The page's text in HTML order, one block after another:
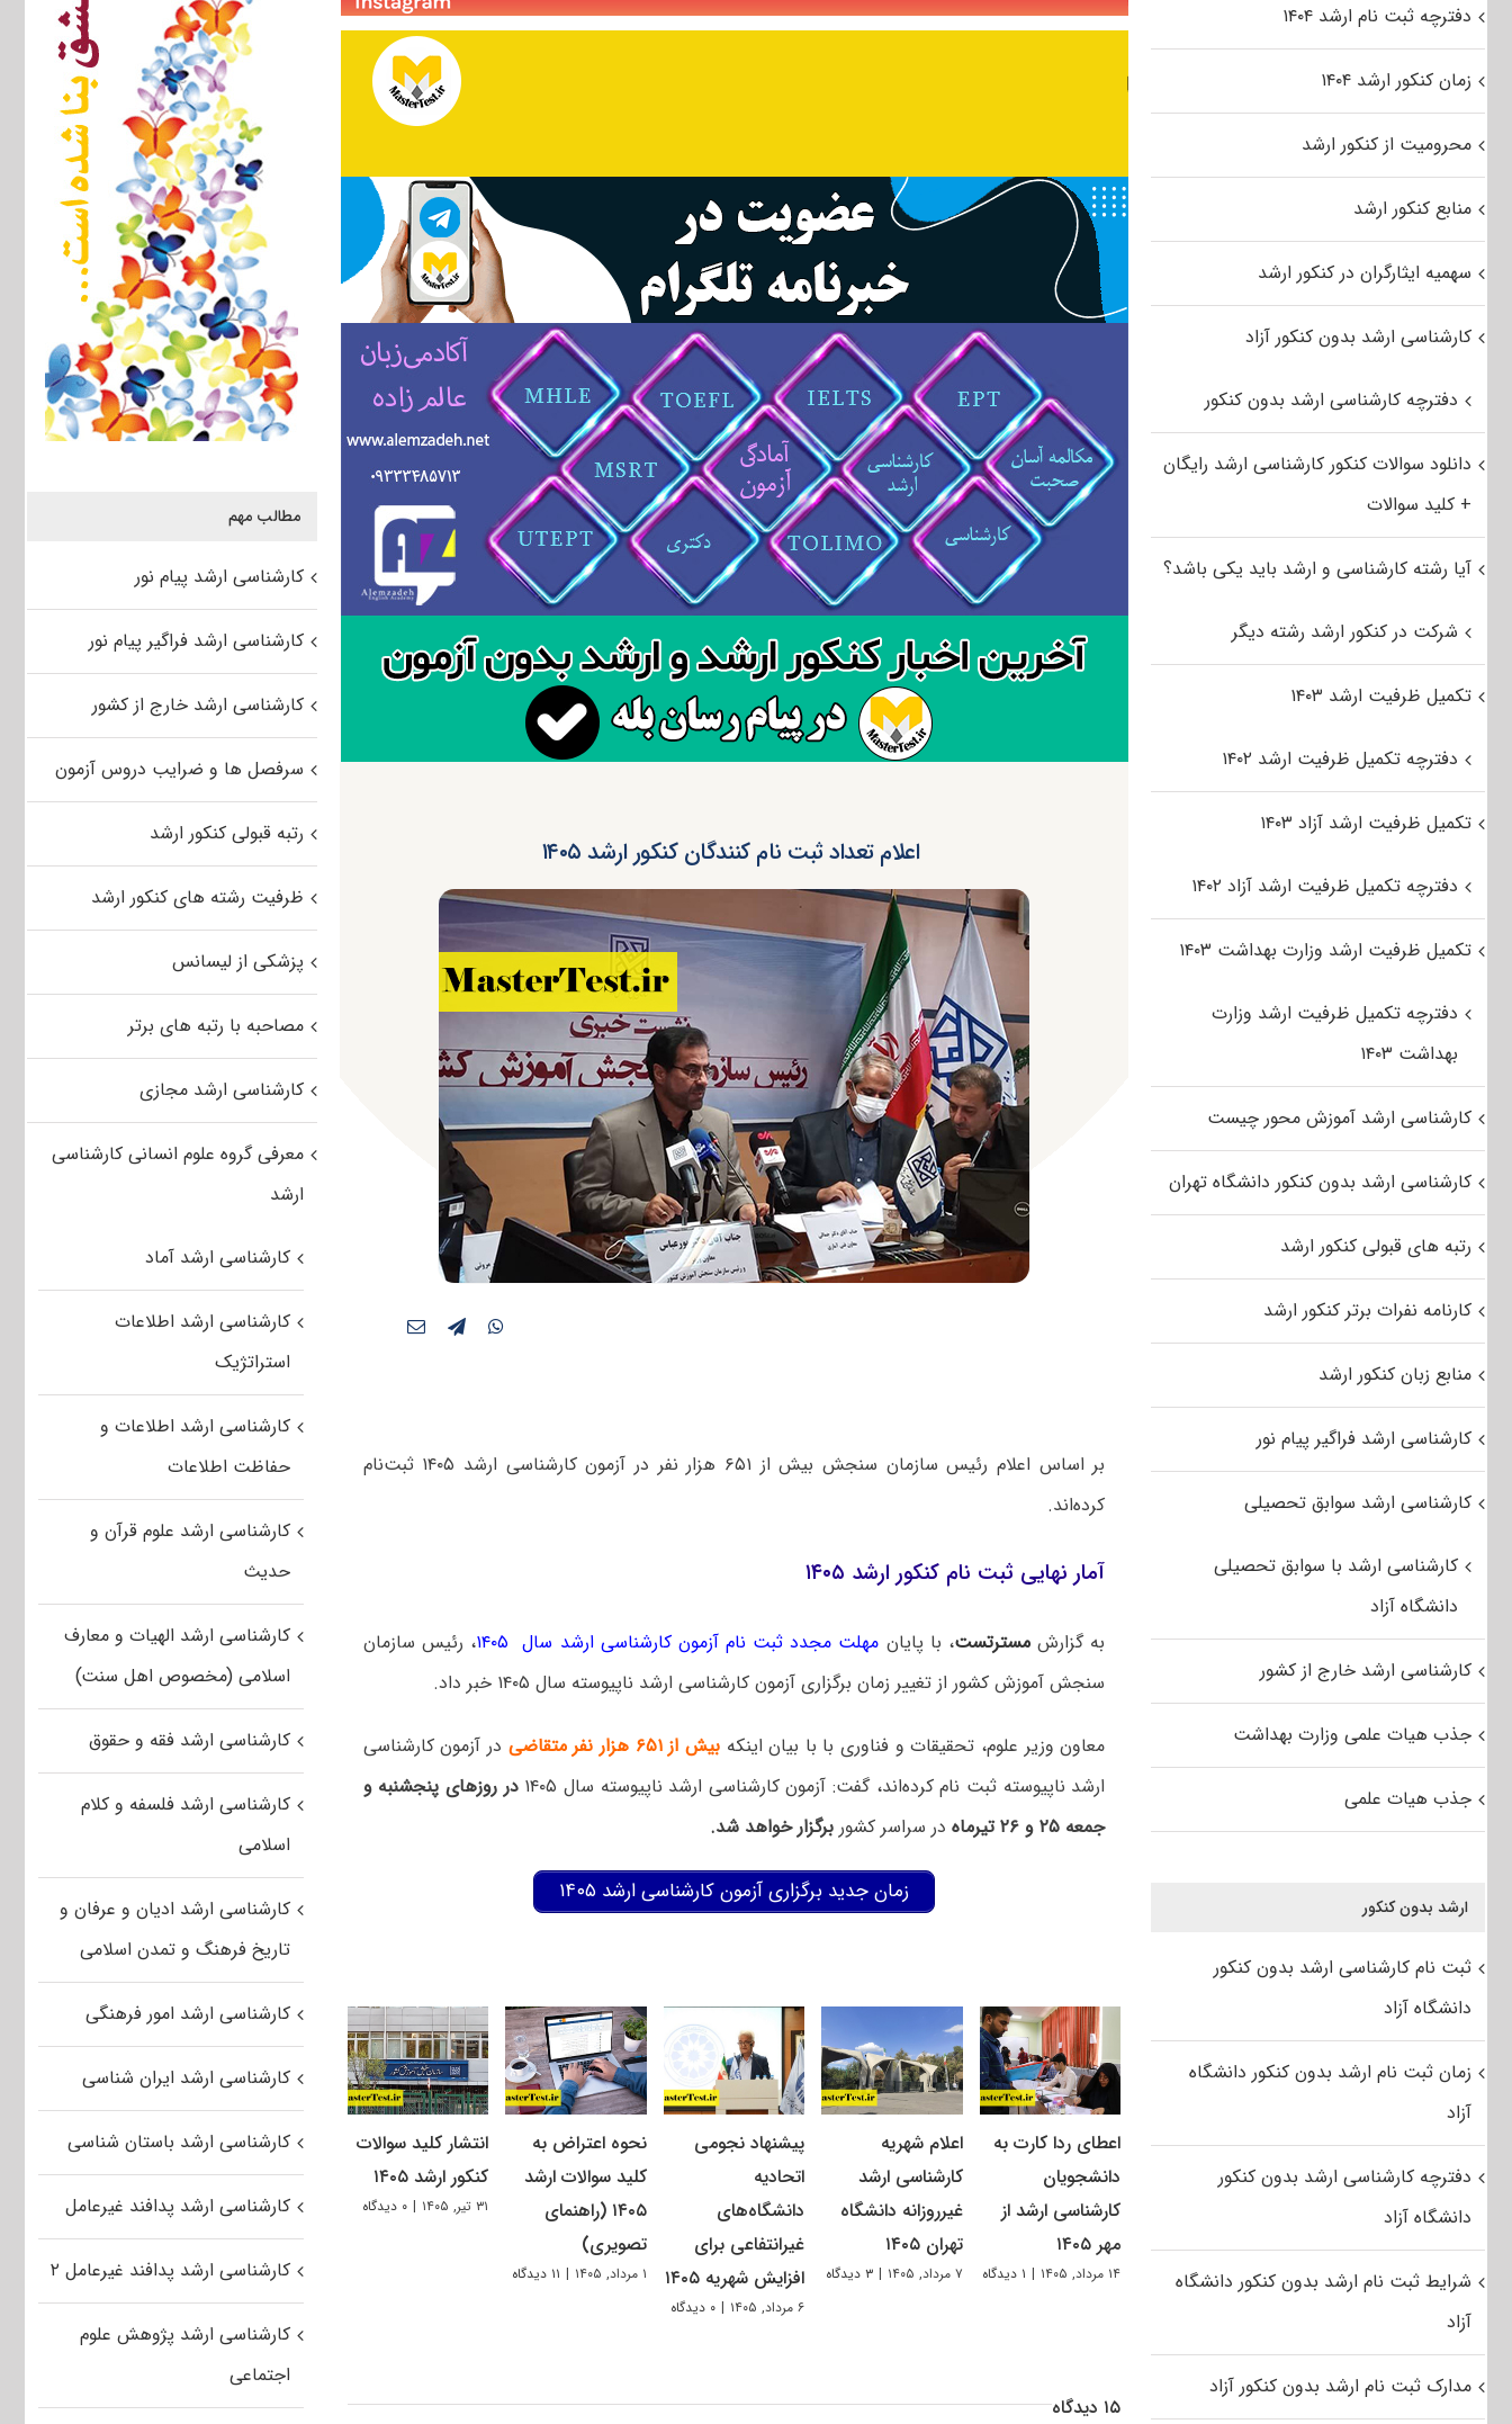
اعلام تعداد ثبت نام کنندگان کنکور ارشد ۱۴۰۵
بر اساس اعلام رئیس سازمان سنجش بیش از ۶۵۱ هزار نفر در آزمون کارشناسی ارشد ۱۴۰۵ ثبت‌نام
کرده‌اند.
آمار نهایی ثبت‌ نام‌ کنکور ارشد ۱۴۰۵
به گزارشمسترتست، با پایان مهلت مجدد ثبت نام آزمون کارشناسی ارشد سال ۱۴۰۵
، رئیس سازمان
سنجش آموزش کشور از تغییر زمان برگزاری آزمون کارشناسی ارشد ناپیوسته سال ۱۴۰۵ خبر داد.
معاون وزیر علوم، تحقیقات و فناوری با با بیان اینکهبیش از ۶۵۱ هزار نفر متقاضی
در آزمون کارشناسی
ارشد ناپیوسته ثبت نام کرده‌اند، گفت: آزمون کارشناسی ارشد ناپیوسته سال ۱۴۰۵
در روزهای پنجشنبه و
جمعه ۲۵ و ۲۶ تیرماه
در سراسر کشور برگزار خواهد شد.
زمان جدید برگزاری آزمون‌ کارشناسی ارشد ۱۴۰۵
اعطای ردا کارت به
دانشجویان
کارشناسی ارشد از
مهر ۱۴۰۵
۱۴ مرداد, ۱۴۰۵ | ۱ دیدگاه
اعلام شهریه
کارشناسی ارشد
غیرروزانه دانشگاه
تهران ۱۴۰۵
۷ مرداد, ۱۴۰۵ | ۳ دیدگاه
پیشنهاد نجومی
اتحادیه
دانشگاه‌های
غیرانتفاعی برای
افزایش شهریه ۱۴۰۵
۶ مرداد, ۱۴۰۵ | ۰ دیدگاه
نحوه اعتراض به
کلید سوالات ارشد
۱۴۰۵ (راهنمای
تصویری)
۱ مرداد, ۱۴۰۵ | ۱۱ دیدگاه
انتشار کلید سوالات
کنکور ارشد ۱۴۰۵
۳۱ تیر, ۱۴۰۵ | ۰ دیدگاه
۱۵ دیدگاه
مطالب مهم
کارشناسی ارشد پیام نور
کارشناسی ارشد فراگیر پیام نور
کارشناسی ارشد خارج از کشور
سرفصل ها و ضرایب دروس آزمون
رتبه قبولی کنکور ارشد
ظرفیت رشته های کنکور ارشد
پزشکی از لیسانس
مصاحبه با رتبه های برتر
کارشناسی ارشد مجازی
معرفی گروه علوم انسانی کارشناسی
ارشد
کارشناسی ارشد آماد
کارشناسی ارشد اطلاعات
استراتژیک
کارشناسی ارشد اطلاعات و
حفاظت اطلاعات
کارشناسی ارشد علوم قرآن و
حدیث
کارشناسی ارشد الهیات و معارف
اسلامی (مخصوص اهل سنت)
کارشناسی ارشد فقه و حقوق
کارشناسی ارشد فلسفه و کلام
اسلامی
کارشناسی ارشد ادیان و عرفان و
تاریخ فرهنگ و تمدن اسلامی
کارشناسی ارشد امور فرهنگی
کارشناسی ارشد ایران شناسی
کارشناسی ارشد باستان شناسی
کارشناسی ارشد پدافند غیرعامل
کارشناسی ارشد پدافند غیرعامل ۲
کارشناسی ارشد پژوهش علوم
اجتماعی
دفترچه ثبت نام ارشد ۱۴۰۴
زمان کنکور ارشد ۱۴۰۴
محرومیت از کنکور ارشد
منابع کنکور ارشد
سهمیه ایثارگران در کنکور ارشد
کارشناسی ارشد بدون کنکور آزاد
دفترچه کارشناسی ارشد بدون کنکور
دانلود سوالات کنکور کارشناسی ارشد رایگان
+ کلید سوالات
آیا رشته کارشناسی و ارشد باید یکی باشد؟
شرکت در کنکور ارشد رشته دیگر
تکمیل ظرفیت ارشد ۱۴۰۳
دفترچه تکمیل ظرفیت ارشد ۱۴۰۲
تکمیل ظرفیت ارشد آزاد ۱۴۰۳
دفترچه تکمیل ظرفیت ارشد آزاد ۱۴۰۲
تکمیل ظرفیت ارشد وزارت بهداشت ۱۴۰۳
دفترچه تکمیل ظرفیت ارشد وزارت
بهداشت ۱۴۰۳
کارشناسی ارشد آموزش محور چیست
کارشناسی ارشد بدون کنکور دانشگاه تهران
رتبه های قبولی کنکور ارشد
کارنامه نفرات برتر کنکور ارشد
منابع زبان کنکور ارشد
کارشناسی ارشد فراگیر پیام نور
کارشناسی ارشد سوابق تحصیلی
کارشناسی ارشد با سوابق تحصیلی
دانشگاه آزاد
کارشناسی ارشد خارج از کشور
جذب هیات علمی وزارت بهداشت
جذب هیات علمی
ارشد بدون کنکور
ثبت نام کارشناسی ارشد بدون کنکور
دانشگاه آزاد
زمان ثبت نام ارشد بدون کنکور دانشگاه
آزاد
دفترچه کارشناسی ارشد بدون کنکور
دانشگاه آزاد
شرایط ثبت نام ارشد بدون کنکور دانشگاه
آزاد
مدارک ثبت نام ارشد بدون کنکور آزاد